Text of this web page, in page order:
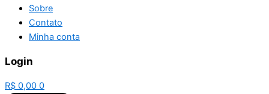
Sobre
Contato
Minha conta
Login
R$ 0,00 0